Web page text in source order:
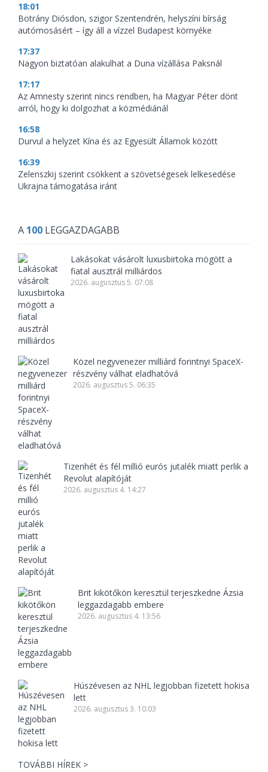
18:01
Botrány Diósdon, szigor Szentendrén, helyszíni bírság
autómosásért – így áll a vízzel Budapest környéke
17:37
Nagyon biztatóan alakulhat a Duna vízállása Paksnál
17:17
Az Amnesty szerint nincs rendben, ha Magyar Péter dönt
arról, hogy ki dolgozhat a közmédiánál
16:58
Durvul a helyzet Kína és az Egyesült Államok között
16:39
Zelenszkij szerint csökkent a szövetségesek lelkesedése
Ukrajna támogatása iránt
A 100 LEGGAZDAGABB
Lakásokat vásárolt luxusbirtoka mögött a
fiatal ausztrál milliárdos
2026. augusztus 5. 07:08
Közel negyvenezer milliárd forintnyi SpaceX-
részvény válhat eladhatóvá
2026. augusztus 5. 06:35
Tizenhét és fél millió eurós jutalék miatt perlik a
Revolut alapítóját
2026. augusztus 4. 14:27
Brit kikötőkön keresztül terjeszkedne Ázsia
leggazdagabb embere
2026. augusztus 4. 13:56
Húszévesen az NHL legjobban fizetett hokisa
lett
2026. augusztus 3. 10:03
TOVÁBBI HÍREK >